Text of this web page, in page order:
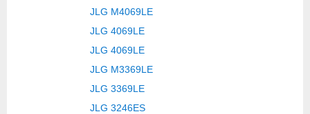
JLG M4069LE
JLG 4069LE
JLG 4069LE
JLG M3369LE
JLG 3369LE
JLG 3246ES